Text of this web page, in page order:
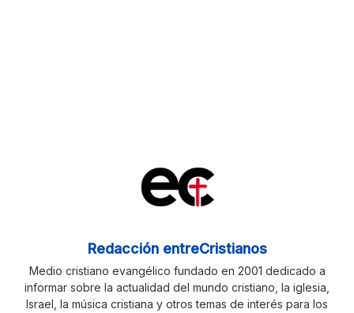
Redacción entreCristianos
Medio cristiano evangélico fundado en 2001 dedicado a
informar sobre la actualidad del mundo cristiano, la iglesia,
Israel, la música cristiana y otros temas de interés para los